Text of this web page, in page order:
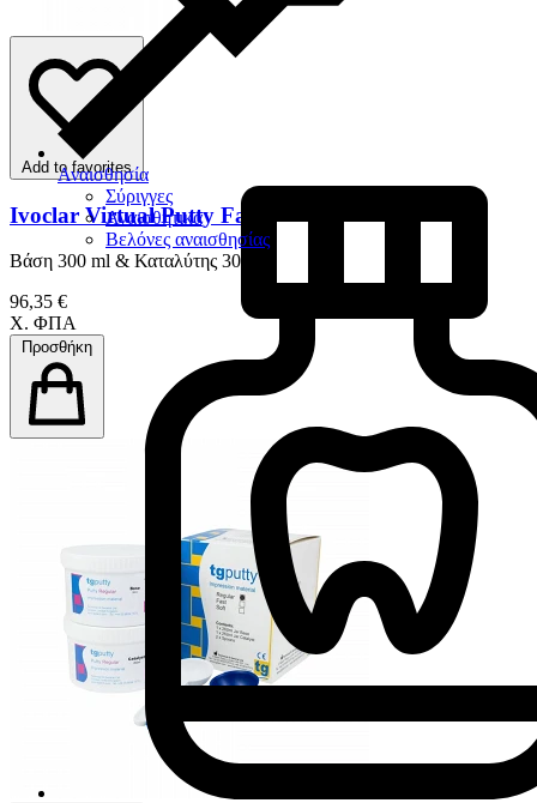
Αναισθησία
Σύριγγες
Αναισθητικά
Βελόνες αναισθησίας
Add to favorites
Ivoclar Virtual Putty Fast
Bάση 300 ml & Καταλύτης 300 ml
96,35 €
Χ. ΦΠΑ
Προσθήκη